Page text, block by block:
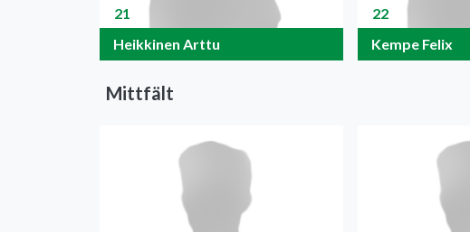
21
Heikkinen Arttu
22
Kempe Felix
Mittfält